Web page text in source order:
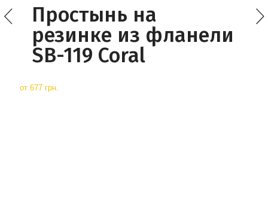
Простынь на
резинке из фланели
SB-119 Coral
от 677 грн.